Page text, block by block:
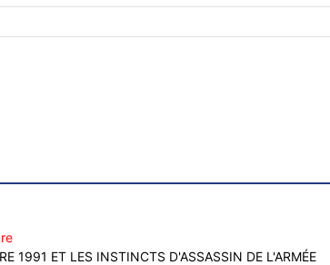
1991 ET LES INSTINCTS D'ASSASSIN DE L'ARMÉE